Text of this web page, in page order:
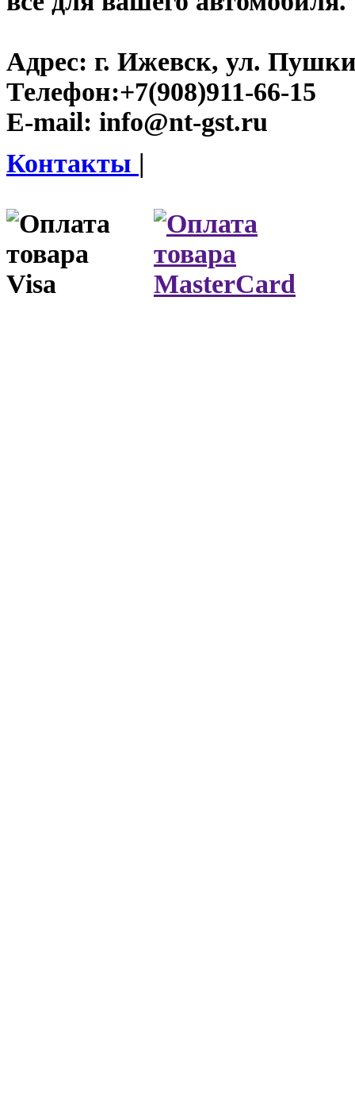
Адрес: г. Ижевск, ул.
Телефон:+7(908)911-66-15
E-mail: info@nt-gst.ru
Контакты |